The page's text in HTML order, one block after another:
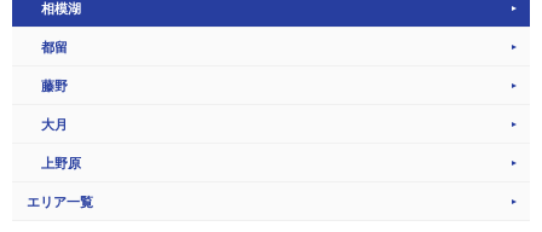
相模湖
都留
藤野
大月
上野原
エリア一覧